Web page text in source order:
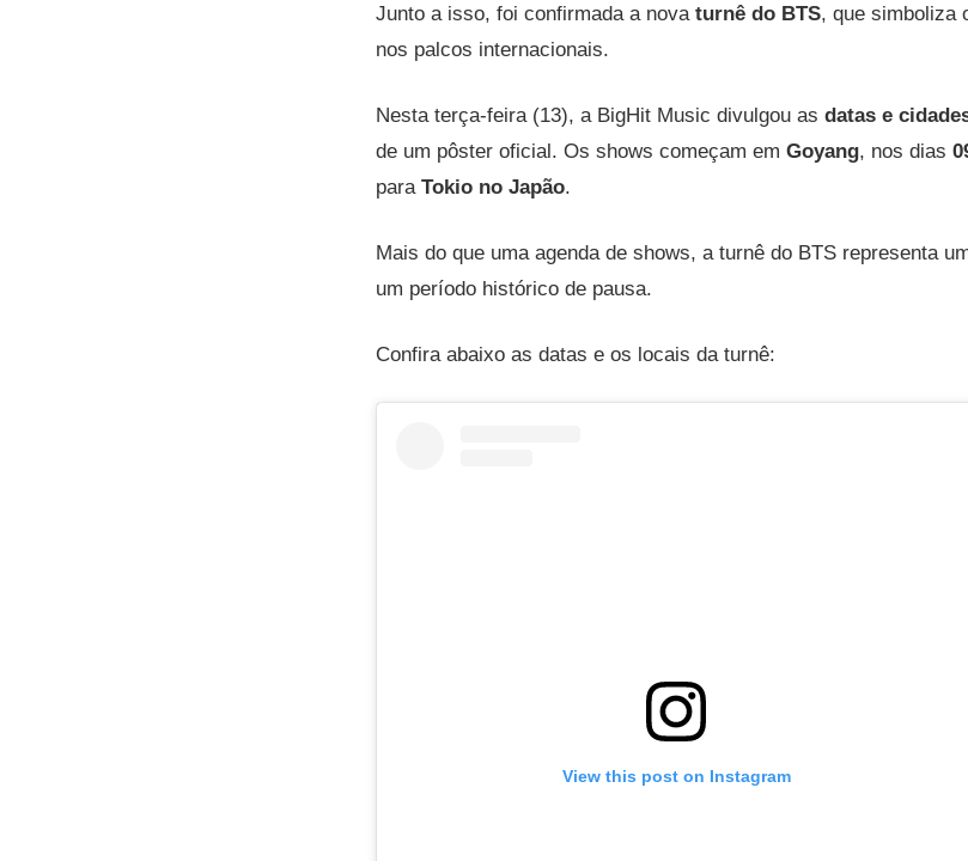
Junto a isso, foi confirmada a novaturnê do BTS, que simboliza
nos palcos internacionais.
Nesta terça-feira (13), a BigHit Music divulgou asdatas e
de um pôster oficial. Os shows começam emGoyang, nos dias
paraTokio no Japão.
Mais do que uma agenda de shows, a turnê do BTS representa
um período histórico de pausa.
Confira abaixo as datas e os locais da turnê:
View this post on Instagram